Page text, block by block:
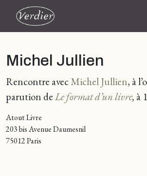
Michel Jullien
Rencontre avecMichel Jullien, à
parution deLe format d’un livre, à
Atout Livre
203 bis Avenue Daumesnil
75012 Paris